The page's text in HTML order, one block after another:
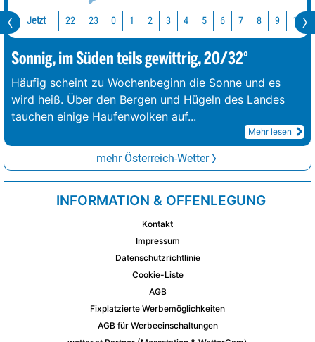
Jetzt 22 23 0 1 2 3 4 5 6 7 8 9 10
Sonnig, im Süden teils gewittrig, 20/32°
Häufig scheint zu Wochenbeginn die Sonne und es
wird heiß. Über den Bergen und Hügeln des Landes
tauchen einige Haufenwolken auf...
Mehr lesen
mehr Österreich-Wetter
INFORMATION & OFFENLEGUNG
Kontakt
Impressum
Datenschutzrichtlinie
Cookie-Liste
AGB
Fixplatzierte Werbemöglichkeiten
AGB für Werbeeinschaltungen